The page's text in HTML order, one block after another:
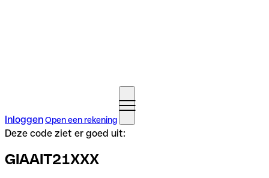
InloggenOpen een rekening
Deze code ziet er goed uit:
GIAAIT21XXX